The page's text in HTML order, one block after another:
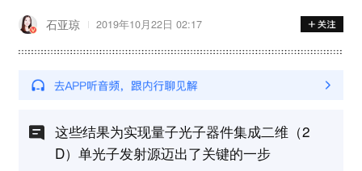
石亚琼 2019年10月22日 02:17
这些结果为实现量子光子器件集成二维（2
D）单光子发射源迈出了关键的一步